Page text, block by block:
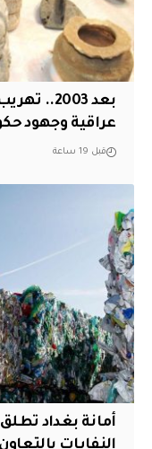
عراقية وجهود
قبل 19 ساعة
أمانة بغداد